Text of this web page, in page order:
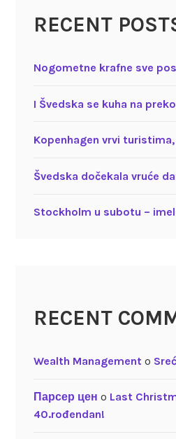
RECENT
Nogometne krafne sve
I Švedska se kuha na
Kopenhagen vrvi
Švedska dočekala vruće
Stockholm u subotu –
RECENT
Wealth Management o
Парсер цен o Last
40.rođendan!